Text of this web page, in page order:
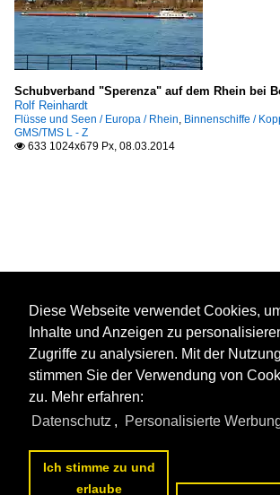
Schubverband "Sperenza" auf dem Rhein bei
Rolf Reinhardt
Flüsse und Seen / Europa / Rhein, Binnenschiffe /
GMS/TMS L - Z
 633 1024x679 Px, 08.03.2014
Diese Webseite verwendet Cookies,
Inhalte und Anzeigen zu
Zugriffe zu analysieren. Mit der Nutzung
stimmen Sie der Verwendung von
zu. Mehr erfahren:
Datenschutz , Personalisierte
Ich stimme zu und
erlaube